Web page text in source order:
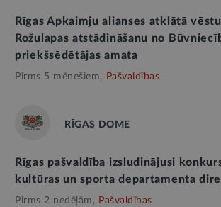
Rīgas Apkaimju alianses atklātā
Rožulapas atstādināšanu no
priekšsēdētājas amata
Pirms 5 mēnešiem, Pašvaldības
RĪGAS DOME
Rīgas pašvaldība izsludinājusi
kultūras un sporta departamenta
Pirms 2 nedēļām, Pašvaldības